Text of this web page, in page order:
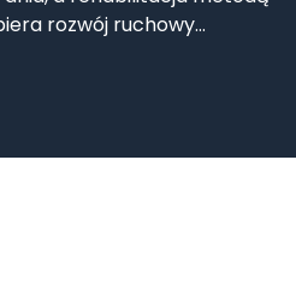
rozwój ruchowy…